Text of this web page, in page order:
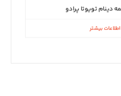
تویوتا پرادو
اطلاعات بیشتر